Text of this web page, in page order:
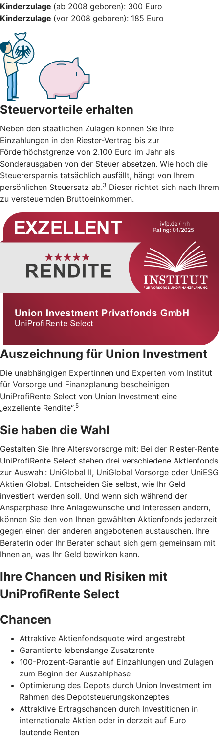
Kinderzulage (ab 2008 geboren): 300 Euro
Kinderzulage (vor 2008 geboren): 185 Euro
Steuervorteile erhalten
Neben den staatlichen Zulagen können Sie Ihre
Einzahlungen in den Riester-Vertrag bis zur
Förderhöchstgrenze von 2.100 Euro im Jahr als
Sonderausgaben von der Steuer absetzen. Wie hoch die
Steuerersparnis tatsächlich ausfällt, hängt von Ihrem
persönlichen Steuersatz ab.3 Dieser richtet sich nach Ihrem
zu versteuernden Bruttoeinkommen.
Auszeichnung für Union Investment
Die unabhängigen Expertinnen und Experten vom Institut
für Vorsorge und Finanzplanung bescheinigen
UniProfiRente Select von Union Investment eine
„exzellente Rendite“.5
Sie haben die Wahl
Gestalten Sie Ihre Altersvorsorge mit: Bei der Riester-Rente
UniProfiRente Select stehen drei verschiedene Aktienfonds
zur Auswahl: UniGlobal II, UniGlobal Vorsorge oder UniESG
Aktien Global. Entscheiden Sie selbst, wie Ihr Geld
investiert werden soll. Und wenn sich während der
Ansparphase Ihre Anlagewünsche und Interessen ändern,
können Sie den von Ihnen gewählten Aktienfonds jederzeit
gegen einen der anderen angebotenen austauschen. Ihre
Beraterin oder Ihr Berater schaut sich gern gemeinsam mit
Ihnen an, was Ihr Geld bewirken kann.
Ihre Chancen und Risiken mit
UniProfiRente Select
Chancen
Attraktive Aktienfondsquote wird angestrebt
Garantierte lebenslange Zusatzrente
100-Prozent-Garantie auf Einzahlungen und Zulagen
zum Beginn der Auszahlphase
Optimierung des Depots durch Union Investment im
Rahmen des Depotsteuerungskonzeptes
Attraktive Ertragschancen durch Investitionen in
internationale Aktien oder in derzeit auf Euro
lautende Renten